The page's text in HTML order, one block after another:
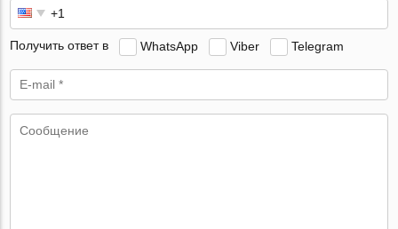
Получить ответ в WhatsApp Viber Telegram